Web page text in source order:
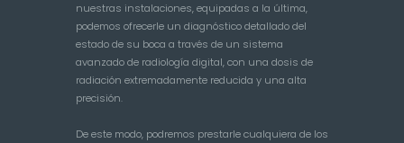
nuestras instalaciones, equipadas a la última,
podemos ofrecerle un diagnóstico detallado del
estado de su boca a través de un sistema
avanzado de radiología digital, con una dosis de
radiación extremadamente reducida y una alta
precisión.
De este modo, podremos prestarle cualquiera de los